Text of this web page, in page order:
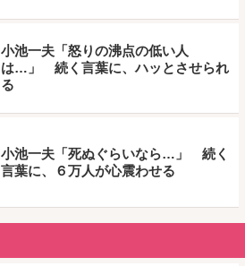
小池一夫「怒りの沸点の低い人
は…」 続く言葉に、ハッとさせられ
る
小池一夫「死ぬぐらいなら…」 続く
言葉に、６万人が心震わせる